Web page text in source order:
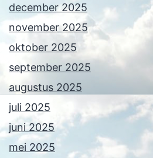
december 2025
november 2025
oktober 2025
september 2025
augustus 2025
juli 2025
juni 2025
mei 2025